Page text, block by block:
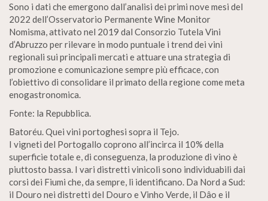
Sono i dati che emergono dall’analisi dei primi nove mesi del
2022 dell’Osservatorio Permanente Wine Monitor
Nomisma, attivato nel 2019 dal Consorzio Tutela Vini
d’Abruzzo per rilevare in modo puntuale i trend dei vini
regionali sui principali mercati e attuare una strategia di
promozione e comunicazione sempre più efficace, con
l’obiettivo di consolidare il primato della regione come meta
enogastronomica.
Fonte: la Repubblica.
Batoréu. Quei vini portoghesi sopra il Tejo.
I vigneti del Portogallo coprono all’incirca il 10% della
superficie totale e, di conseguenza, la produzione di vino è
piuttosto bassa. I vari distretti vinicoli sono individuabili dai
corsi dei Fiumi che, da sempre, li identificano. Da Nord a Sud:
il Douro nei distretti del Douro e Vinho Verde, il Dâo e il